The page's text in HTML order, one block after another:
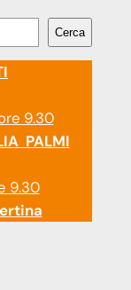
Cerca
9.30
PALMI
9.30